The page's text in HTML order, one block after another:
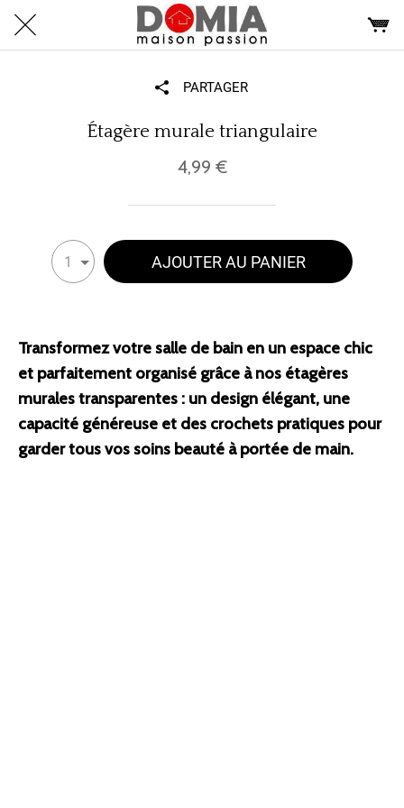
PARTAGER
Étagère murale triangulaire
4,99 €
1 AJOUTER AU PANIER
Transformez votre salle de bain en un espace chic
et parfaitement organisé grâce à nos étagères
murales transparentes : un design élégant, une
capacité généreuse et des crochets pratiques pour
garder tous vos soins beauté à portée de main.